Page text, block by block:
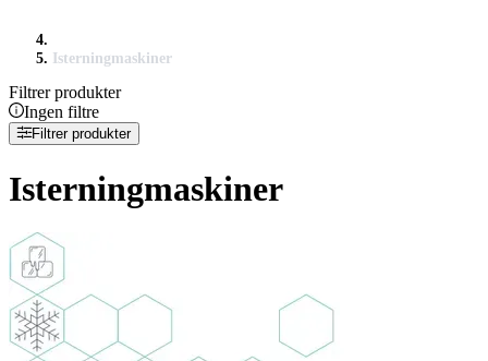
Isterningmaskiner
Filtrer produkter
Ingen filtre
Filtrer produkter
Isterningmaskiner